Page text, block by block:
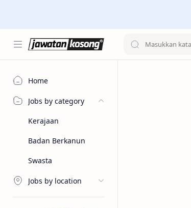
Home
Jobs by category
Kerajaan
Badan Berkanun
Swasta
Jobs by location